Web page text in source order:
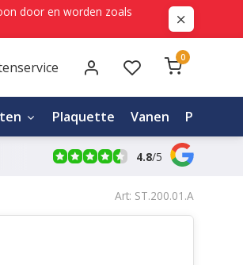
door en worden zoals
0
Plaquette Vanen
4.8/5
Art: ST.200.01.A